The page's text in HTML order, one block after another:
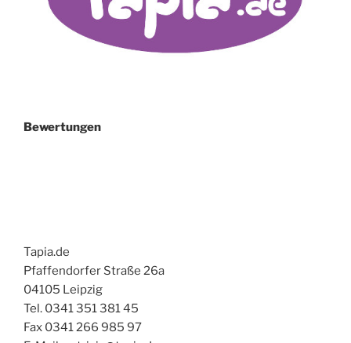
Bewertungen
Tapia.de
Pfaffendorfer Straße 26a
04105 Leipzig
Tel. 0341 351 381 45
Fax 0341 266 985 97